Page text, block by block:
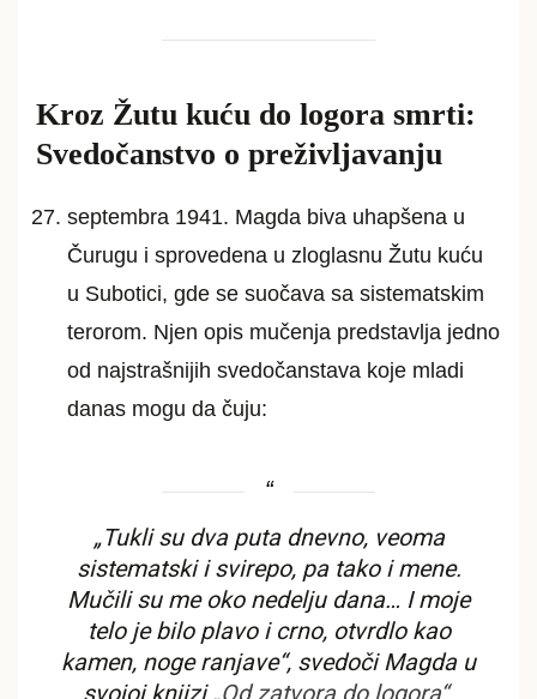
Kroz Žutu kuću do logora smrti:
Svedočanstvo o preživljavanju
septembra 1941. Magda biva uhapšena u
Čurugu i sprovedena u zloglasnu Žutu kuću
u Subotici, gde se suočava sa sistematskim
terorom. Njen opis mučenja predstavlja jedno
od najstrašnijih svedočanstava koje mladi
danas mogu da čuju:
„Tukli su dva puta dnevno, veoma
sistematski i svirepo, pa tako i mene.
Mučili su me oko nedelju dana… I moje
telo je bilo plavo i crno, otvrdlo kao
kamen, noge ranjave“, svedoči Magda u
svojoj knjizi„Od zatvora do logora“.